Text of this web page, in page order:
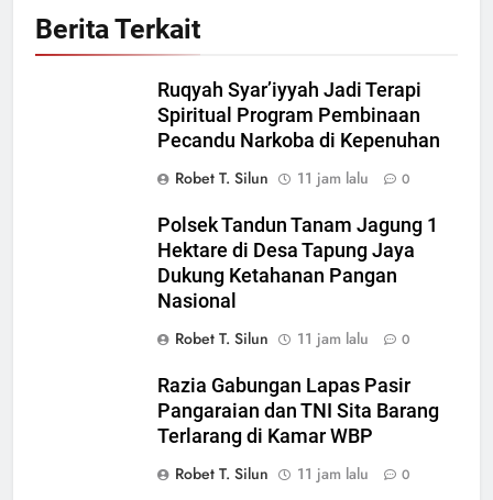
Berita Terkait
Ruqyah Syar’iyyah Jadi Terapi
Spiritual Program Pembinaan
Pecandu Narkoba di Kepenuhan
Robet T. Silun
11 jam lalu 0
Polsek Tandun Tanam Jagung 1
Hektare di Desa Tapung Jaya
Dukung Ketahanan Pangan
Nasional
Robet T. Silun
11 jam lalu 0
Razia Gabungan Lapas Pasir
Pangaraian dan TNI Sita Barang
Terlarang di Kamar WBP
Robet T. Silun
11 jam lalu 0